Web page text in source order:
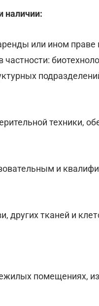
наличии:
или ином праве
техники,
и
других тканей и
помещениях,